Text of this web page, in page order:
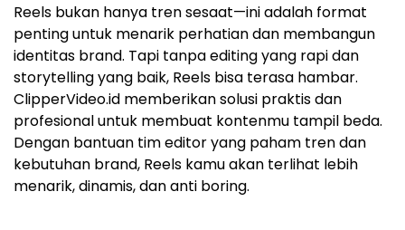
Reels bukan hanya tren sesaat—ini adalah format
penting untuk menarik perhatian dan membangun
identitas brand. Tapi tanpa editing yang rapi dan
storytelling yang baik, Reels bisa terasa hambar.
ClipperVideo.id memberikan solusi praktis dan
profesional untuk membuat kontenmu tampil beda.
Dengan bantuan tim editor yang paham tren dan
kebutuhan brand, Reels kamu akan terlihat lebih
menarik, dinamis, dan anti boring.